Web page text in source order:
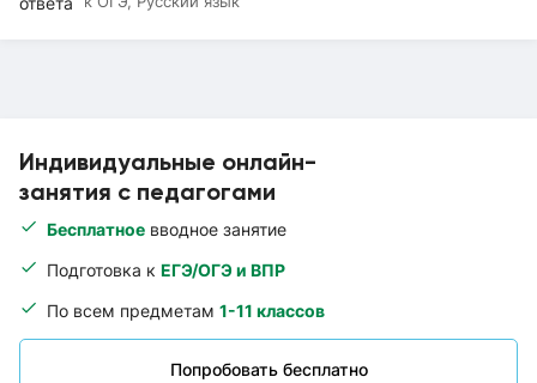
Индивидуальные онлайн-
занятия с педагогами
Бесплатное вводное занятие
Подготовка к ЕГЭ/ОГЭ и ВПР
По всем предметам 1-11 классов
Попробовать бесплатно